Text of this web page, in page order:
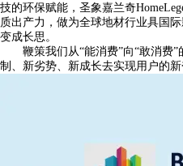
技的环保赋能，圣象嘉兰奇
质出产力，做为全球地材行业具国
变成长思。
鞭策我们从“能消费”向“敢消费”
制、新劣势、新成长去实现用户的新